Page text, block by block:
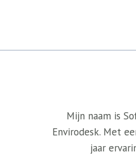
Mijn naam is
Envirodesk. Met
jaar